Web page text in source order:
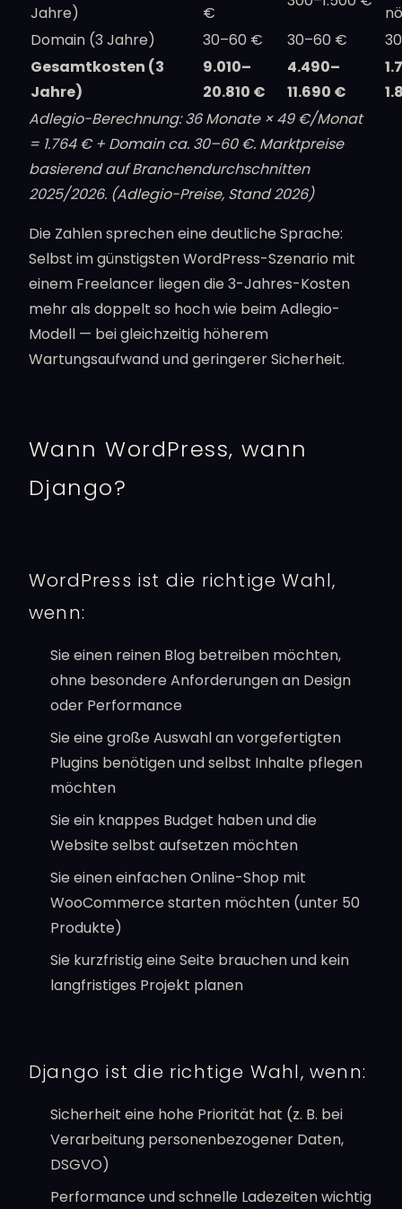
Jahre)
€
Domain (3 Jahre)
30–60 € 30–60 €
Gesamtkosten (3
Jahre)
9.010–
20.810 €
4.490–
11.690 €
Adlegio-Berechnung: 36 Monate × 49 €/Monat
= 1.764 € + Domain ca. 30–60 €. Marktpreise
basierend auf Branchendurchschnitten
2025/2026. (Adlegio-Preise, Stand 2026)
Die Zahlen sprechen eine deutliche Sprache:
Selbst im günstigsten WordPress-Szenario mit
einem Freelancer liegen die 3-Jahres-Kosten
mehr als doppelt so hoch wie beim Adlegio-
Modell — bei gleichzeitig höherem
Wartungsaufwand und geringerer Sicherheit.
Wann WordPress, wann
Django?
WordPress ist die richtige Wahl,
wenn:
Sie einen reinen Blog betreiben möchten,
ohne besondere Anforderungen an Design
oder Performance
Sie eine große Auswahl an vorgefertigten
Plugins benötigen und selbst Inhalte pflegen
möchten
Sie ein knappes Budget haben und die
Website selbst aufsetzen möchten
Sie einen einfachen Online-Shop mit
WooCommerce starten möchten (unter 50
Produkte)
Sie kurzfristig eine Seite brauchen und kein
langfristiges Projekt planen
Django ist die richtige Wahl, wenn:
Sicherheit eine hohe Priorität hat (z. B. bei
Verarbeitung personenbezogener Daten,
DSGVO)
Performance und schnelle Ladezeiten wichtig